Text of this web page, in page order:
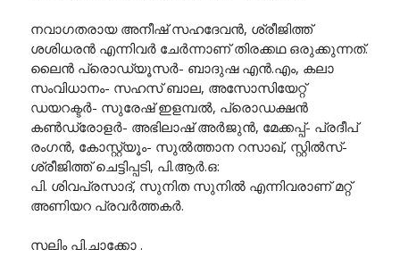
നവാഗതരായ അനീഷ് സഹദേവന്‍, ശ്രീജിത്ത്
ശശിധരന്‍ എന്നിവർ ചേർന്നാണ് തിരക്കഥ ഒരുക്കുന്നത്.
ലൈന്‍ പ്രൊഡ്യൂസര്‍- ബാദുഷ എന്‍.എം, കലാ
സംവിധാനം- സഹസ് ബാല, അസോസിയേറ്റ്
ഡയറക്ടര്‍- സുരേഷ് ഇളമ്പല്‍, പ്രൊഡക്ഷന്‍
കണ്‍ഡ്രോളര്‍- അഭിലാഷ് അര്‍ജുന്‍, മേക്കപ്പ്- പ്രദീപ്
രംഗന്‍, കോസ്റ്റ്യൂം- സുല്‍ത്താന റസാഖ്, സ്റ്റില്‍സ്-
ശ്രീജിത്ത് ചെട്ടിപ്പടി, പി.ആർ.ഒ:
പി. ശിവപ്രസാദ്, സുനിത സുനില്‍ എന്നിവരാണ് മറ്റ്
അണിയറ പ്രവർത്തകർ.
സലിം പി.ചാക്കോ .